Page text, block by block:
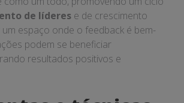
de líderes e de crescimento
espaço onde o feedback é bem-
podem se beneficiar
resultados positivos e